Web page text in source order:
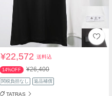
¥22,572送料込
14%OFF ¥26,400
関税負担なし 返品補償
TATRAS